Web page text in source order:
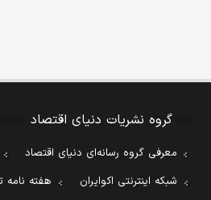
گروه نشریات دنیای اقتصاد
معرفی گروه رسانه‌ای دنیای اقتصاد
شبکه اینترنتی اکوایران
هفته نامه